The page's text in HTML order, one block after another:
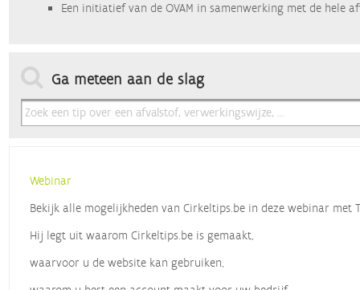
Een initiatief van de OVAM in samenwerking met de hele
Ga meteen aan de slag
Webinar
Bekijk alle mogelijkheden van Cirkeltips.be in deze webinar met
Hij legt uit waarom Cirkeltips.be is gemaakt,
waarvoor u de website kan gebruiken,